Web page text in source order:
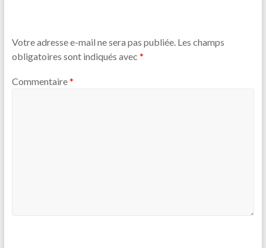
Votre adresse e-mail ne sera pas publiée. Les champs
obligatoires sont indiqués avec *
Commentaire*